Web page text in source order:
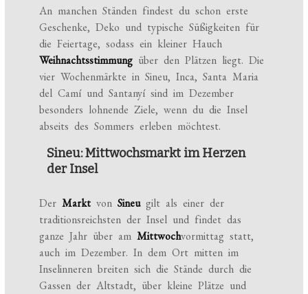
An manchen Ständen findest du schon erste
Geschenke, Deko und typische Süßigkeiten für
die Feiertage, sodass ein kleiner Hauch
Weihnachtsstimmung über den Plätzen liegt. Die
vier Wochenmärkte in Sineu, Inca, Santa Maria
del Camí und Santanyí sind im Dezember
besonders lohnende Ziele, wenn du die Insel
abseits des Sommers erleben möchtest.
Sineu: Mittwochsmarkt im Herzen
der Insel
DerMarkt vonSineugilt als einer der
traditionsreichsten der Insel und findet das
ganze Jahr über amMittwochvormittag statt,
auch im Dezember. In dem Ort mitten im
Inselinneren breiten sich die Stände durch die
Gassen der Altstadt, über kleine Plätze und